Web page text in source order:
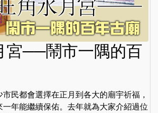
宮──鬧市一隅的百
民都會選擇在正月到各大的廟宇祈福，
一年能繼續保佑。去年就為大家介紹過位